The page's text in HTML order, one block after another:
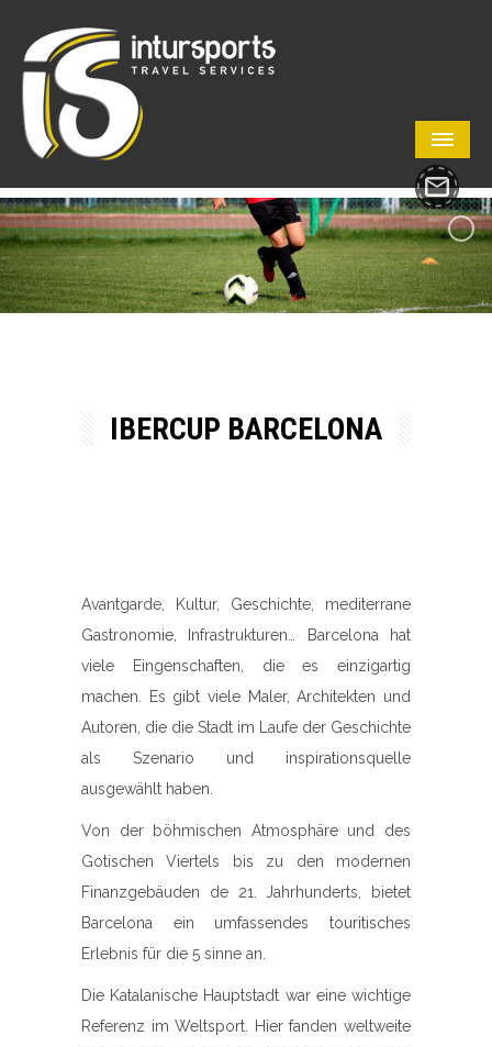
IBERCUP BARCELONA
Avantgarde, Kultur, Geschichte, mediterrane
Gastronomie, Infrastrukturen… Barcelona hat
viele Eingenschaften, die es einzigartig
machen. Es gibt viele Maler, Architekten und
Autoren, die die Stadt im Laufe der Geschichte
als Szenario und inspirationsquelle
ausgewählt haben.
Von der böhmischen Atmosphäre und des
Gotischen Viertels bis zu den modernen
Finanzgebäuden de 21. Jahrhunderts, bietet
Barcelona ein umfassendes touritisches
Erlebnis für die 5 sinne an.
Die Katalanische Hauptstadt war eine wichtige
Referenz im Weltsport. Hier fanden weltweite